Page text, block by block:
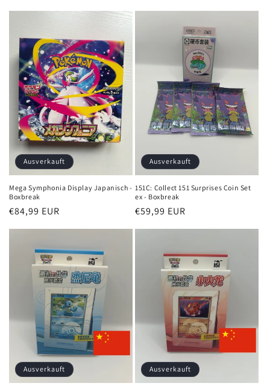
Ausverkauft
Mega Symphonia Display Japanisch -
Boxbreak
Normaler
€84,99 EUR
Ausverkauft
151C: Collect 151 Surprises Coin Set
ex - Boxbreak
Normaler
€59,99 EUR
Ausverkauft Ausverkauft